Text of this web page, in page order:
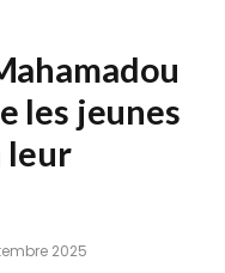
les jeunes
leur
2025